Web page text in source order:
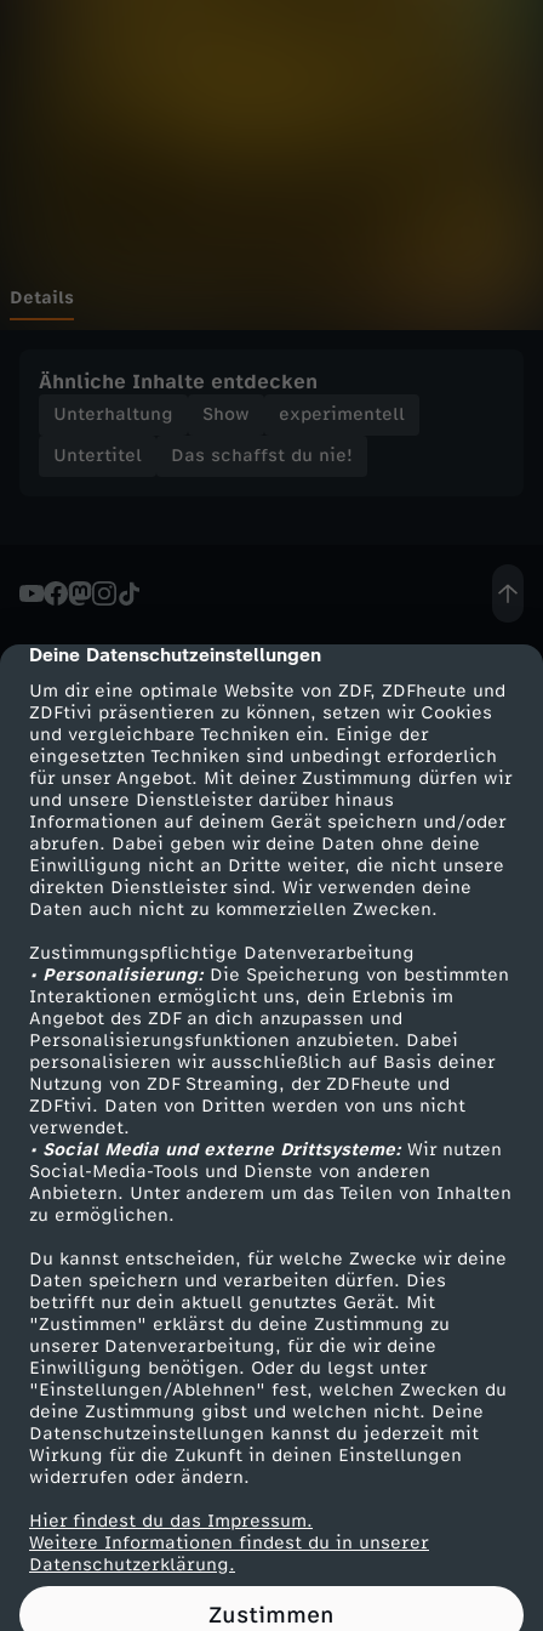
cmp-dialog-description
Deine Datenschutzeinstellungen
Um dir eine optimale Website von ZDF, ZDFheute und
ZDFtivi präsentieren zu können, setzen wir Cookies
und vergleichbare Techniken ein. Einige der
eingesetzten Techniken sind unbedingt erforderlich
für unser Angebot. Mit deiner Zustimmung dürfen wir
und unsere Dienstleister darüber hinaus
Informationen auf deinem Gerät speichern und/oder
abrufen. Dabei geben wir deine Daten ohne deine
Einwilligung nicht an Dritte weiter, die nicht unsere
direkten Dienstleister sind. Wir verwenden deine
Daten auch nicht zu kommerziellen Zwecken.
Zustimmungspflichtige Datenverarbeitung
• Personalisierung:Die Speicherung von bestimmten
Interaktionen ermöglicht uns, dein Erlebnis im
Angebot des ZDF an dich anzupassen und
Personalisierungsfunktionen anzubieten. Dabei
personalisieren wir ausschließlich auf Basis deiner
Nutzung von ZDF Streaming, der ZDFheute und
ZDFtivi. Daten von Dritten werden von uns nicht
verwendet.
• Social Media und externe Drittsysteme:Wir nutzen
Social-Media-Tools und Dienste von anderen
Anbietern. Unter anderem um das Teilen von Inhalten
zu ermöglichen.
Du kannst entscheiden, für welche Zwecke wir deine
Daten speichern und verarbeiten dürfen. Dies
betrifft nur dein aktuell genutztes Gerät. Mit
"Zustimmen" erklärst du deine Zustimmung zu
unserer Datenverarbeitung, für die wir deine
Einwilligung benötigen. Oder du legst unter
"Einstellungen/Ablehnen" fest, welchen Zwecken du
deine Zustimmung gibst und welchen nicht. Deine
Datenschutzeinstellungen kannst du jederzeit mit
Wirkung für die Zukunft in deinen Einstellungen
widerrufen oder ändern.
Hier findest du das Impressum.
Weitere Informationen findest du in unserer
Datenschutzerklärung.
Zustimmen
u
i
-
H
u
n
d
e
-
P
a
r
c
o
u
r
s
:
S
c
Details
Ähnliche Inhalte entdecken
Unterhaltung Show
experimentell
Untertitel
Das schaffst du nie!
Mehr ZDF
ZDF-Apps
Smart TV
ZDFtext
Livestreams
Sendungen A-Z
TV-Programm
Service
ZDFmitreden
Kontakt zum ZDF
Tickets
Zuschauerservice
Hilfe
ZDF Unternehmen
Karriere
ZDF goes Schule
Werbefernsehen
Mainzelmännchen
Partner